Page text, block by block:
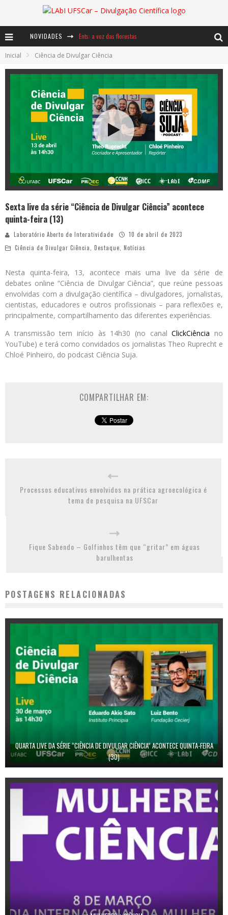
NOVIDADES Ents: a voz das florestas
Notáveis: Bertha Lutz
Baú de Histórias - A jamais imaginada aventura com os moinhos de vento
Inicial Ciência de Divulgar Ciência
Sexta live da série “Ciência de Divulgar Ciência” acontece
quinta-feira (13)
Laboratório Aberto de Interatividade
10 de abril de 2023
Ciência de Divulgar Ciência
Destaque Notícias
Nesta quinta-feira, 13, acontece mais uma live da série de
debates online “Ciência de Divulgar Ciência”, que reúne pessoas
envolvidas com a divulgação científica – divulgadores, jornalistas,
cientistas, educadores e outros profissionais – para reflexões e,
principalmente, compartilhamento das diferentes experiências.
A transmissão tem início às 14h30 (no canalClickCiência no
YouTube) e terá como convidados os jornalistas Theo Ruprecht e
Chloé Pinheiro, do podcast Ciência Suja.
COMPARTILHAR EM:
Processos educativos envolvidos na prática agroecológica é
tema de pesquisa na UFSCar
Fique Sabendo – Golfinhos têm que “gritar” em águas
barulhentas
POSTAGENS RELACIONADAS
QUARTA LIVE DA SÉRIE “CIÊNCIA DE DIVULGAR CIÊNCIA” ACONTECE QUINTA-FEIRA
(30)